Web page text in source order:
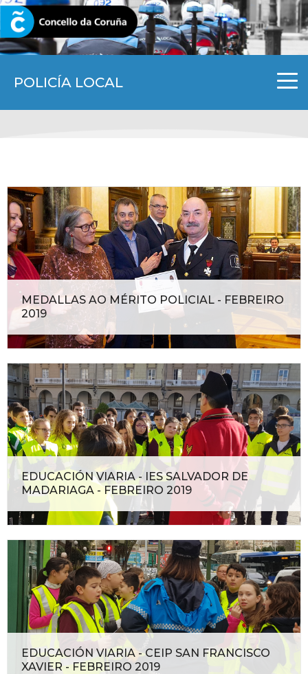
POLICÍA LOCAL
CORUNA.GAL
MEDALLAS AO MÉRITO POLICIAL - FEBREIRO
2019
EDUCACIÓN VIARIA - IES SALVADOR DE
MADARIAGA - FEBREIRO 2019
EDUCACIÓN VIARIA - CEIP SAN FRANCISCO
XAVIER - FEBREIRO 2019